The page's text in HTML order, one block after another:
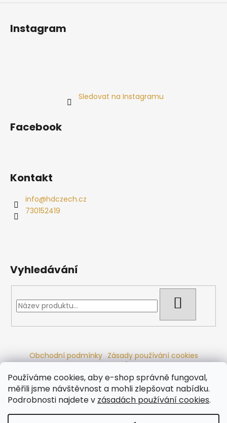
Používáme cookies, aby e-shop správně fungoval,
měřili jsme návštěvnost a mohli zlepšovat nabídku.
Podrobnosti najdete v zásadách používání cookies.
Instagram
Sledovat na Instagramu
Facebook
Kontakt
info@hdczech.cz
730152419
Vyhledávání
Obchodní podmínky Zásady používání cookies
Ochrana osobních údajů Dřevěné sauny
Odstoupení od smlouvy Reklamační řád Kontakty
Koupací sudy
Radiátory